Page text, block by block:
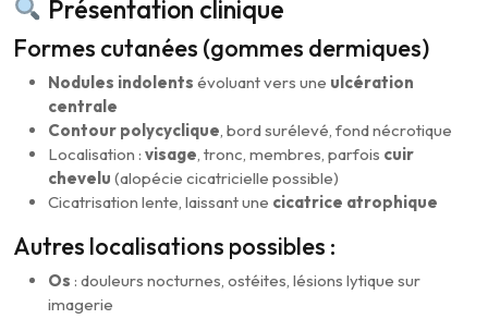
Présentation clinique
Formes cutanées (gommes dermiques)
Nodules indolents évoluant vers une ulcération
centrale
Contour polycyclique , bord surélevé, fond nécrotique
Localisation : visage , tronc, membres, parfois cuir
chevelu (alopécie cicatricielle possible)
Cicatrisation lente, laissant une cicatrice atrophique
Autres localisations possibles :
Os : douleurs nocturnes, ostéites, lésions lytique sur
imagerie